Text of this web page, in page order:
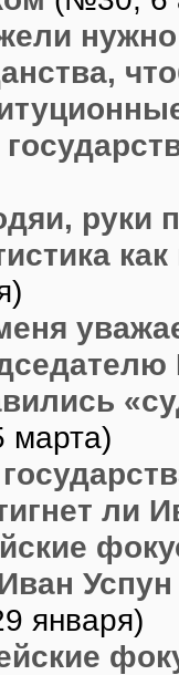
нужно
руки
ли
января)